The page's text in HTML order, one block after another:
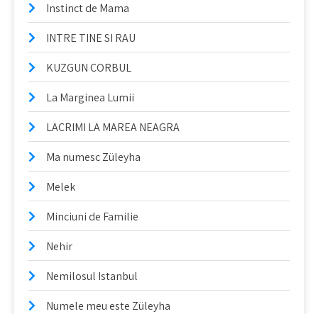
Instinct de Mama
INTRE TINE SI RAU
KUZGUN CORBUL
La Marginea Lumii
LACRIMI LA MAREA NEAGRA
Ma numesc Züleyha
Melek
Minciuni de Familie
Nehir
Nemilosul Istanbul
Numele meu este Züleyha